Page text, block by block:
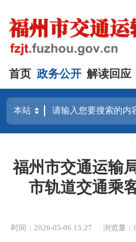
首页 政务公开 解读回应
福州市交通运输
市轨道交通乘
时间：2026-05-06 15:27 浏览量：